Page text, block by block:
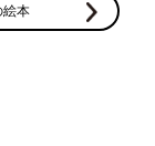
#70］
本